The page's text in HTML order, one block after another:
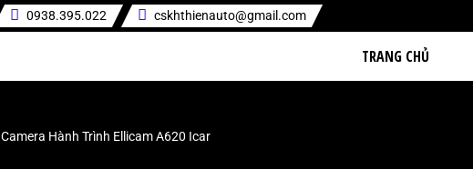
0938.395.022 cskhthienauto@gmail.com
TRANG CHỦ
Camera Hành Trình Ellicam A620 Icar